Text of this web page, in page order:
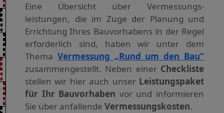
Eine Übersicht über Vermessungs­
leistungen, die im Zuge der Planung und
Errichtung Ihres Bauvorhabens in der Regel
erforderlich sind, haben wir unter dem
Thema Vermessung „Rund um den Bau“
zusammengestellt. Neben einer Checkliste
stellen wir hier auch unser Leistungspaket
für Ihr Bauvorhaben vor und informieren
Sie über anfallende Vermessungskosten.